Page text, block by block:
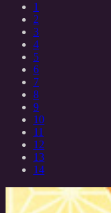
1
2
3
4
5
6
7
8
9
10
11
12
13
14